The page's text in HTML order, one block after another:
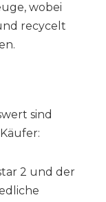
wobei
recycelt
sind
2 und der